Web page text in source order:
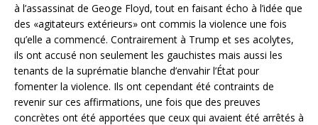
à l’assassinat de Geoge Floyd, tout en faisant écho à l’idée que
des «agitateurs extérieurs» ont commis la violence une fois
qu’elle a commencé. Contrairement à Trump et ses acolytes,
ils ont accusé non seulement les gauchistes mais aussi les
tenants de la suprématie blanche d’envahir l’État pour
fomenter la violence. Ils ont cependant été contraints de
revenir sur ces affirmations, une fois que des preuves
concrètes ont été apportées que ceux qui avaient été arrêtés à